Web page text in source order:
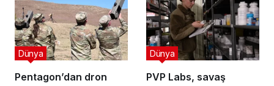
Pentagon’dan dron
Dünya
PVP Labs, savaş
Dünya